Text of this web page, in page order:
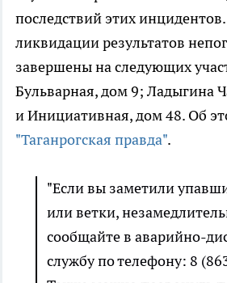
последствий этих
ликвидации результатов
завершены на следующих
Бульварная, дом 9; Ладыгина
и Инициативная, дом 48. Об
"Таганрогская правда".
"Если вы заметили
или ветки,
сообщайте в аварийно-
службу по телефону: 8